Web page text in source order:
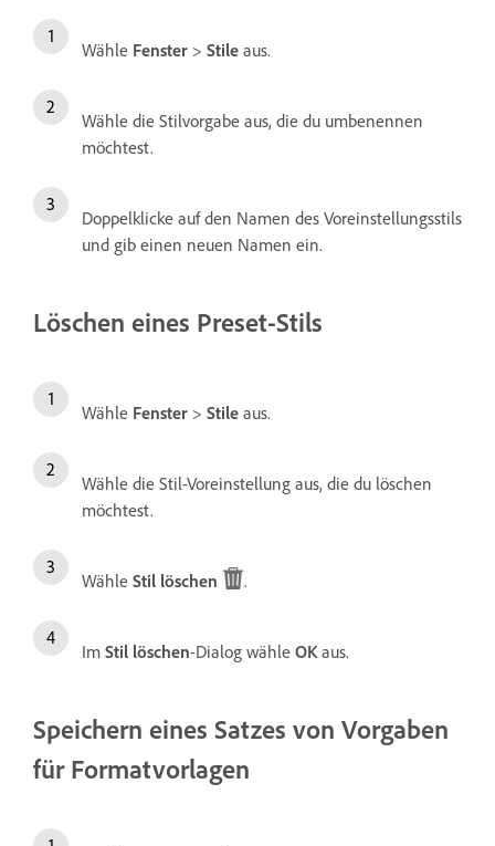
Wähle Fenster > Stile aus.
Wähle die Stilvorgabe aus, die du umbenennen
möchtest.
Doppelklicke auf den Namen des Voreinstellungsstils
und gib einen neuen Namen ein.
Löschen eines Preset-Stils
Wähle Fenster > Stile aus.
Wähle die Stil-Voreinstellung aus, die du löschen
möchtest.
Wähle Stil löschen .
Im Stil löschen-Dialog wähle OK aus.
Speichern eines Satzes von Vorgaben
für Formatvorlagen